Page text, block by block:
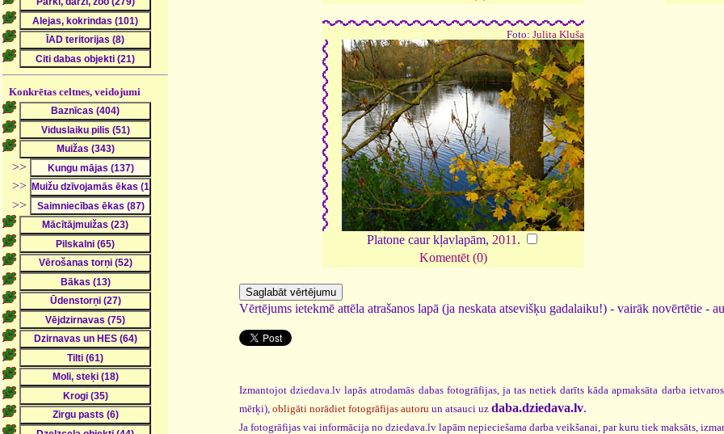
Konkrētas celtnes, veidojumi
>>
>>
>>
Foto: Julita Kluša
Platone caur kļavlapām, 2011 .
Komentēt (0)
Vērtējums ietekmē attēla atrašanos lapā (ja neskata atsevišķu gadalaiku!) - vairāk novērtētie -
Izmantojot dziedava.lv lapās atrodamās dabas fotogrāfijas, ja tas netiek darīts kāda apmaksāta darba
mērķi), obligāti norādiet fotogrāfijas autoru un atsauci uz daba.dziedava.lv.
Ja fotogrāfijas vai informācija no dziedava.lv lapām nepieciešama darba veikšanai, par kuru tiek maksāts,